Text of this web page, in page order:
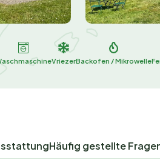
VriezerBackofen / Mikrowelle
Häufig gestellte